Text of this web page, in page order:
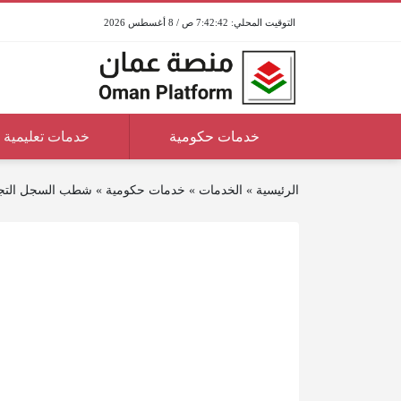
7:42:42 ص / 8 أغسطس 2026
خدمات حكومية خدمات تعليمية
الرئيسية » الخدمات » خدمات حكومية » شطب السجل